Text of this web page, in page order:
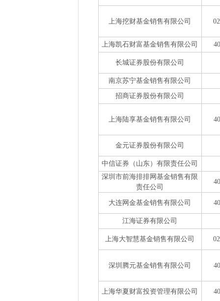
上海挖财基金销售有限公司
上海凯石财富基金销售有限公司
长城证券股份有限公司
南京苏宁基金销售有限公司
招商证券股份有限公司
上海陆享基金销售有限公司
金元证券股份有限公司
中信证券（山东）有限责任公司
深圳市前海排排网基金销售有限
责任公司
大连网金基金销售有限公司
江海证券有限公司
上海大智慧基金销售有限公司
深圳腾元基金销售有限公司
上海华夏财富投资管理有限公司